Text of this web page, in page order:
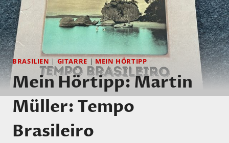
BRASILIEN | GITARRE | MEIN HÖRTIPP
Mein Hörtipp: Martin
Müller: Tempo
Brasileiro